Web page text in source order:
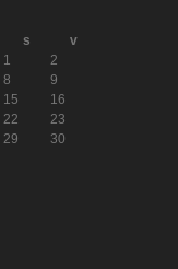
s
v
1
2
8
9
15
16
22
23
29
30